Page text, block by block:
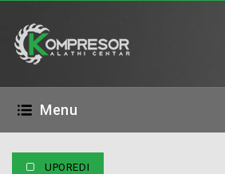
Menu
UPOREDI